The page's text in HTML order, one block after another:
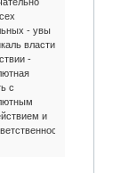
- увы
власти
-
с
и